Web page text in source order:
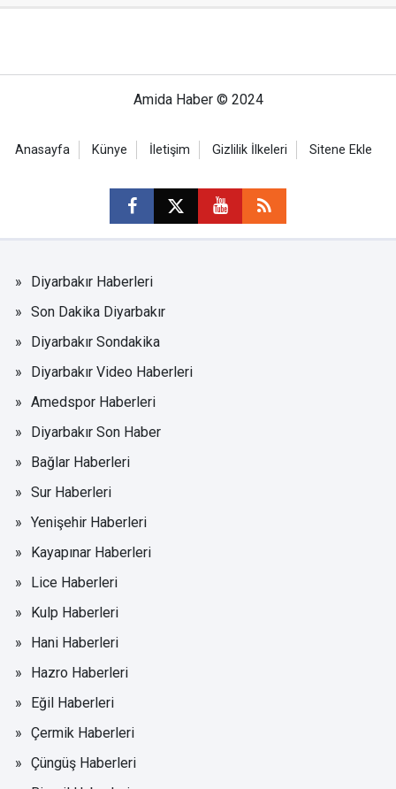
Amida Haber © 2024
Anasayfa Künye İletişim Gizlilik İlkeleri Sitene Ekle
Diyarbakır Haberleri
Son Dakika Diyarbakır
Diyarbakır Sondakika
Diyarbakır Video Haberleri
Amedspor Haberleri
Diyarbakır Son Haber
Bağlar Haberleri
Sur Haberleri
Yenişehir Haberleri
Kayapınar Haberleri
Lice Haberleri
Kulp Haberleri
Hani Haberleri
Hazro Haberleri
Eğil Haberleri
Çermik Haberleri
Çüngüş Haberleri